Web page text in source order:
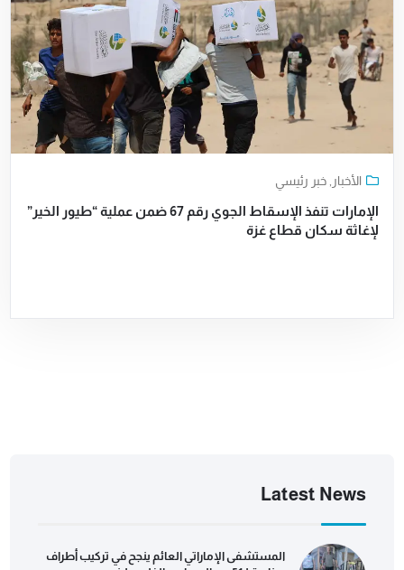
الأخبار ,خبر رئيسي
الإمارات تنفذ الإسقاط الجوي رقم 67 ضمن عملية “طيور الخير”
لإغاثة سكان قطاع غزة
Latest News
المستشفى الإماراتي العائم ينجح في تركيب أطراف